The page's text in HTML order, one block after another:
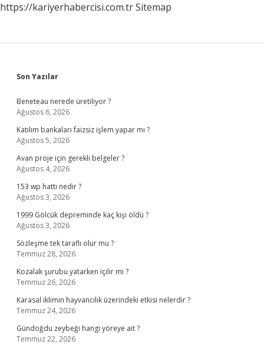
https://kariyerhabercisi.com.trSitemap
Sidebar
Son Yazılar
Beneteau nerede üretiliyor ?
Ağustos 6, 2026
Katılım bankaları faizsiz işlem yapar mı ?
Ağustos 5, 2026
Avan proje için gerekli belgeler ?
Ağustos 4, 2026
153 wp hattı nedir ?
Ağustos 3, 2026
1999 Gölcük depreminde kaç kişi öldü ?
Ağustos 3, 2026
Sözleşme tek taraflı olur mu ?
Temmuz 28, 2026
Kozalak şurubu yatarken içilir mi ?
Temmuz 26, 2026
Karasal iklimin hayvancılık üzerindeki etkisi nelerdir ?
Temmuz 24, 2026
Gündoğdu zeybeği hangi yöreye ait ?
Temmuz 22, 2026